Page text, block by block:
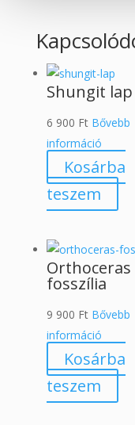
Shungit lap
6 900 Ft Bővebb
információ
Kosárba
teszem
Orthoceras
fosszília
9 900 Ft Bővebb
információ
Kosárba
teszem